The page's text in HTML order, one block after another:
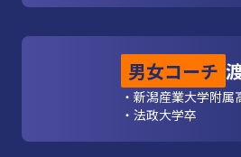
男女コーチ
・新潟産業大学附属
・法政大学卒